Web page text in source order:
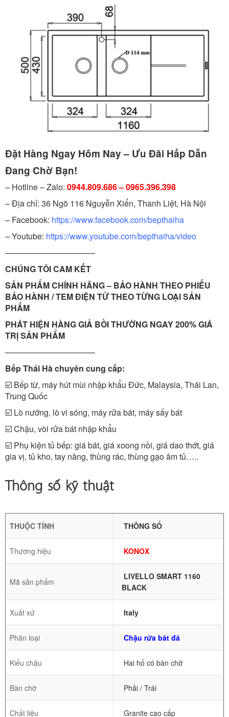
Đặt Hàng Ngay Hôm Nay – Ưu Đãi Hấp Dẫn
Đang Chờ Bạn!
– Hotline – Zalo: 0944.809.686 – 0965.396.398
– Địa chỉ: 36 Ngõ 116 Nguyễn Xiển, Thanh Liệt, Hà Nội
– Facebook: https://www.facebook.com/bepthaiha
– Youtube: https://www.youtube.com/bepthaiha/video
———————————
CHÚNG TÔI CAM KẾT
SẢN PHẨM CHÍNH HÃNG – BẢO HÀNH THEO PHIẾU
BẢO HÀNH / TEM ĐIỆN TỬ THEO TỪNG LOẠI SẢN
PHẨM
PHÁT HIỆN HÀNG GIẢ BỒI THƯỜNG NGAY 200% GIÁ
TRỊ SẢN PHẨM
———————————
Bếp Thái Hà chuyên cung cấp:
☑️ Bếp từ, máy hút mùi nhập khẩu Đức, Malaysia, Thái Lan,
Trung Quốc
☑️ Lò nướng, lò vi sóng, máy rửa bát, máy sấy bát
☑️ Chậu, vòi rửa bát nhập khẩu
☑️ Phụ kiện tủ bếp: giá bát, giá xoong nồi, giá dao thớt, giá
gia vị, tủ kho, tay nâng, thùng rác, thùng gạo âm tủ…..
Thông số kỹ thuật
THUỘC TÍNH THÔNG SỐ
Thương hiệu KONOX
Mã sản phẩm
LIVELLO SMART 1160
BLACK
Xuất xứ Italy
Phân loại Chậu rửa bát đá
Kiểu chậu Hai hố có bàn chờ
Bàn chờ Phải / Trái
Chất liệu Granite cao cấp